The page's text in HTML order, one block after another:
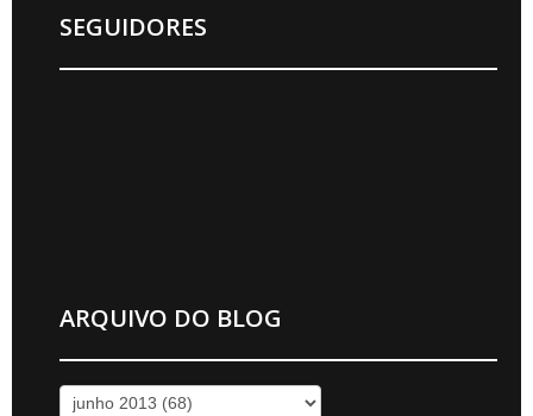
SEGUIDORES
ARQUIVO DO BLOG